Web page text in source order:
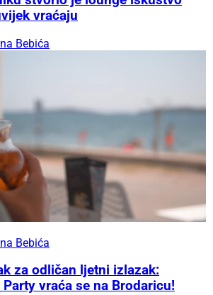
vraćaju
Bebića
Bebića
za odličan ljetni izlazak:
Party vraća se na Brodaricu!